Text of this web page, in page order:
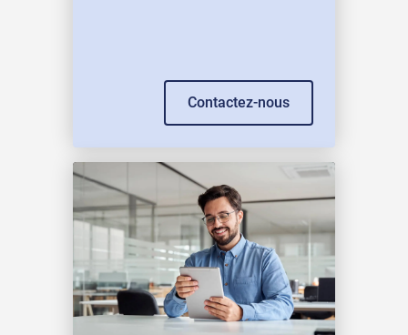
Contactez-nous